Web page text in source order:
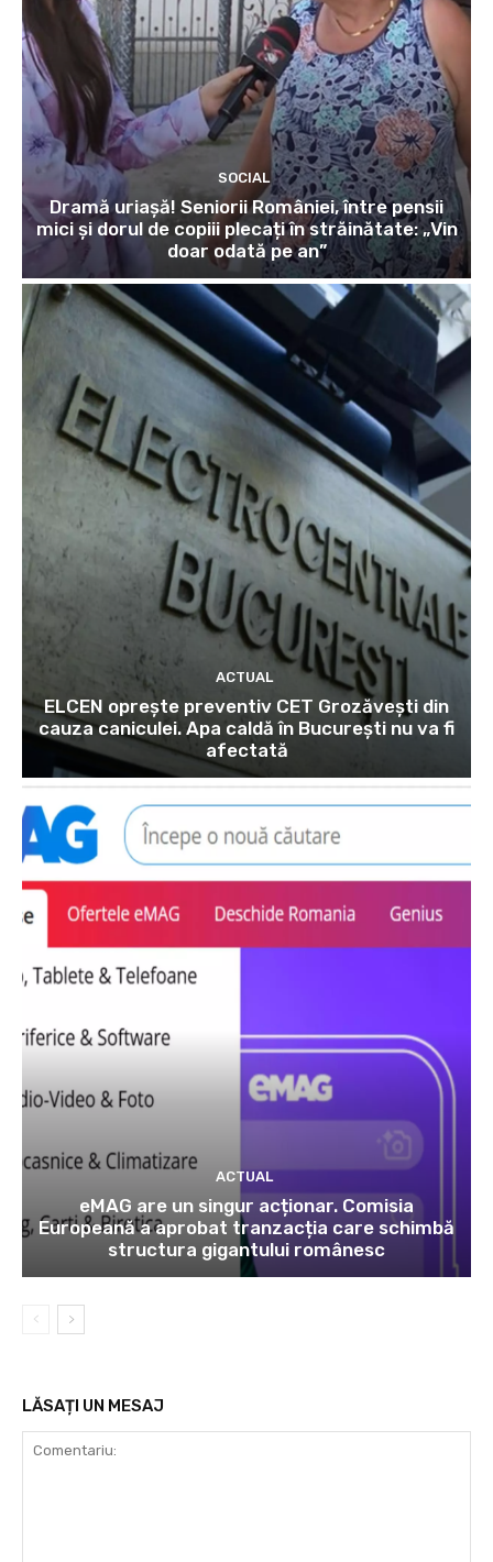
SOCIAL
Dramă uriașă! Seniorii României, între pensii
mici și dorul de copiii plecați în străinătate: „Vin
doar odată pe an”
ACTUAL
ELCEN oprește preventiv CET Grozăvești din
cauza caniculei. Apa caldă în București nu va fi
afectată
ACTUAL
eMAG are un singur acționar. Comisia
Europeană a aprobat tranzacția care schimbă
structura gigantului românesc
LĂSAȚI UN MESAJ